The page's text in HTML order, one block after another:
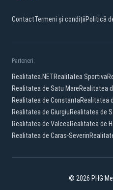
ContactTermeni și condițiiPolitică
Parteneri:
Realitatea.NETRealitatea Sportiva
Realitatea de Satu MareRealitatea
Realitatea de ConstantaRealitatea
Realitatea de GiurgiuRealitatea de
Realitatea de ValceaRealitatea de
Realitatea de Caras-Severin
© 2026 PHG